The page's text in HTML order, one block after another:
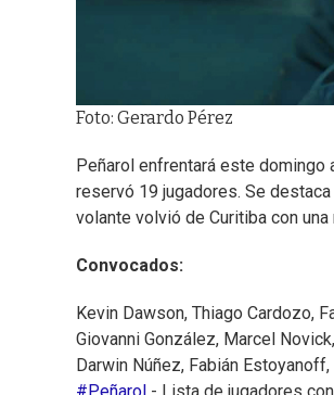
Foto: Gerardo Pérez
Peñarol enfrentará este
reservó 19 jugadores. Se
volante volvió de Curitiba con
Convocados:
Kevin Dawson, Thiago Cardozo,
Giovanni González, Marcel
Darwin Núñez, Fabián